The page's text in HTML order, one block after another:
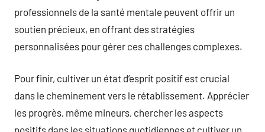
professionnels de la santé mentale peuvent offrir un
soutien précieux, en offrant des stratégies
personnalisées pour gérer ces challenges complexes.
Pour finir, cultiver un état d’esprit positif est crucial
dans le cheminement vers le rétablissement. Apprécier
les progrès, même mineurs, chercher les aspects
positifs dans les situations quotidiennes et cultiver un